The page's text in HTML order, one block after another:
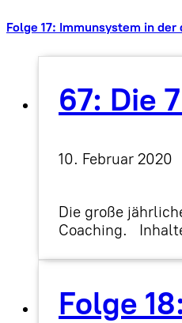
Folge 17: Immunsystem in
67: Die
10. Februar 2020
Die große
Coaching.
Folge